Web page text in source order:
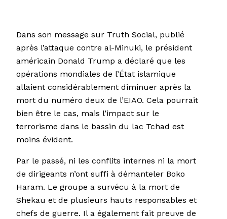
Dans son message sur Truth Social, publié
après l’attaque contre al-Minuki, le président
américain Donald Trump a déclaré que les
opérations mondiales de l’État islamique
allaient considérablement diminuer après la
mort du numéro deux de l’EIAO. Cela pourrait
bien être le cas, mais l’impact sur le
terrorisme dans le bassin du lac Tchad est
moins évident.
Par le passé, ni les conflits internes ni la mort
de dirigeants n’ont suffi à démanteler Boko
Haram. Le groupe a survécu à la mort de
Shekau et de plusieurs hauts responsables et
chefs de guerre. Il a également fait preuve de